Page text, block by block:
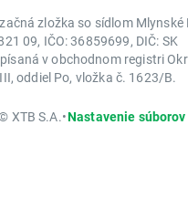
zložka so sídlom Mlynské
09, IČO: 36859699, DIČ: SK
v obchodnom registri
oddiel Po, vložka č. 1623/B.
XTB S.A.•Nastavenie